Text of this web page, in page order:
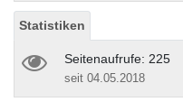
Statistiken
Seitenaufrufe: 225
seit 04.05.2018